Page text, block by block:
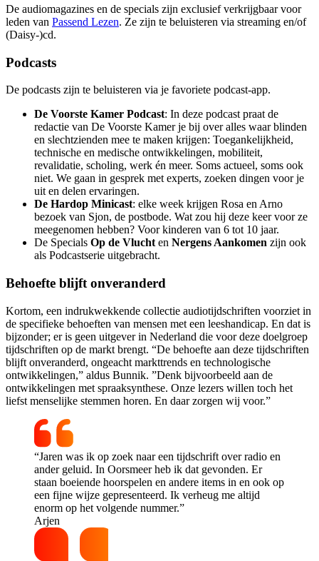
De audiomagazines en de specials zijn exclusief verkrijgbaar voor
leden van Passend Lezen. Ze zijn te beluisteren via streaming en/of
(Daisy-)cd.
Podcasts
De podcasts zijn te beluisteren via je favoriete podcast-app.
De Voorste Kamer Podcast: In deze podcast praat de
redactie van De Voorste Kamer je bij over alles waar blinden
en slechtzienden mee te maken krijgen: Toegankelijkheid,
technische en medische ontwikkelingen, mobiliteit,
revalidatie, scholing, werk én meer. Soms actueel, soms ook
niet. We gaan in gesprek met experts, zoeken dingen voor je
uit en delen ervaringen.
De Hardop Minicast: elke week krijgen Rosa en Arno
bezoek van Sjon, de postbode. Wat zou hij deze keer voor ze
meegenomen hebben? Voor kinderen van 6 tot 10 jaar.
De Specials Op de Vluchten Nergens Aankomen zijn ook
als Podcastserie uitgebracht.
Behoefte blijft onveranderd
Kortom, een indrukwekkende collectie audiotijdschriften voorziet in
de specifieke behoeften van mensen met een leeshandicap. En dat is
bijzonder; er is geen uitgever in Nederland die voor deze doelgroep
tijdschriften op de markt brengt. “De behoefte aan deze tijdschriften
blijft onveranderd, ongeacht markttrends en technologische
ontwikkelingen,” aldus Bunnik. ”Denk bijvoorbeeld aan de
ontwikkelingen met spraaksynthese. Onze lezers willen toch het
liefst menselijke stemmen horen. En daar zorgen wij voor.”
“Jaren was ik op zoek naar een tijdschrift over radio en
ander geluid. In Oorsmeer heb ik dat gevonden. Er
staan boeiende hoorspelen en andere items in en ook op
een fijne wijze gepresenteerd. Ik verheug me altijd
enorm op het volgende nummer.”
Arjen